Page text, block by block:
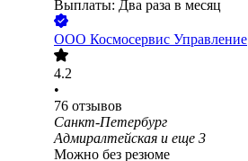
Выплаты: Два раза в месяц
ООО Космосервис Управление
4.2
•
76 отзывов
Санкт-Петербург
Адмиралтейская и еще 3
Можно без резюме